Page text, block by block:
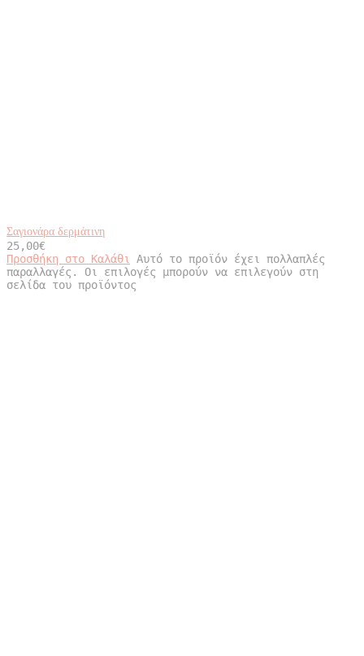
Σαγιονάρα δερμάτινη
25,00€
Προσθήκη στο Καλάθι
Αυτό το προϊόν έχει πολλαπλές
παραλλαγές. Οι επιλογές μπορούν να επιλεγούν στη
σελίδα του προϊόντος